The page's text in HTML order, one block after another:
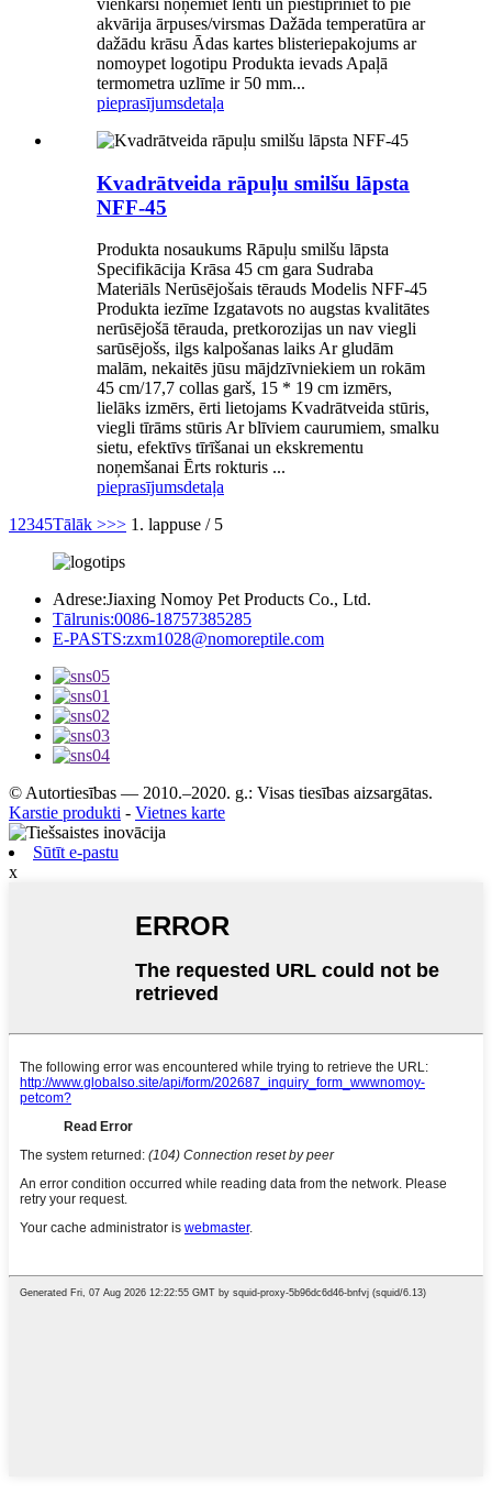
akvārija ārpuses/virsmas Dažāda temperatūra ar
dažādu krāsu Ādas kartes blisteriepakojums ar
nomoypet logotipu Produkta ievads Apaļā
termometra uzlīme ir 50 mm...
pieprasījumsdetaļa
Kvadrātveida rāpuļu smilšu lāpsta
NFF-45
Produkta nosaukums Rāpuļu smilšu lāpsta
Specifikācija Krāsa 45 cm gara Sudraba
Materiāls Nerūsējošais tērauds Modelis NFF-45
Produkta iezīme Izgatavots no augstas kvalitātes
nerūsējošā tērauda, pretkorozijas un nav viegli
sarūsējošs, ilgs kalpošanas laiks Ar gludām
malām, nekaitēs jūsu mājdzīvniekiem un rokām
45 cm/17,7 collas garš, 15 * 19 cm izmērs,
lielāks izmērs, ērti lietojams Kvadrātveida stūris,
viegli tīrāms stūris Ar blīviem caurumiem, smalku
sietu, efektīvs tīrīšanai un ekskrementu
noņemšanai Ērts rokturis ...
pieprasījumsdetaļa
1 2345Tālāk >>> 1. lappuse / 5
Adrese:Jiaxing Nomoy Pet Products Co., Ltd.
Tālrunis:0086-18757385285
E-PASTS:zxm1028@nomoreptile.com
© Autortiesības — 2010.–2020. g.: Visas tiesības aizsargātas.
Karstie produkti - Vietnes karte
Sūtīt e-pastu
x